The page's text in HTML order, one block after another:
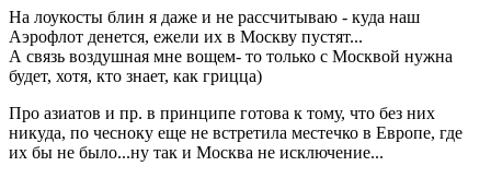
На лоукосты блин я даже и не рассчитываю - куда наш
Аэрофлот денется, ежели их в Москву пустят...
А связь воздушная мне вощем- то только с Москвой нужна
будет, хотя, кто знает, как грицца)
Про азиатов и пр. в принципе готова к тому, что без них
никуда, по чесноку еще не встретила местечко в Европе, где
их бы не было...ну так и Москва не исключение...